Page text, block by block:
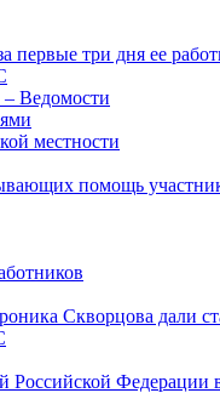
первые три дня ее
Ведомости
местности
помощь
Скворцова дали
Российской Федерации